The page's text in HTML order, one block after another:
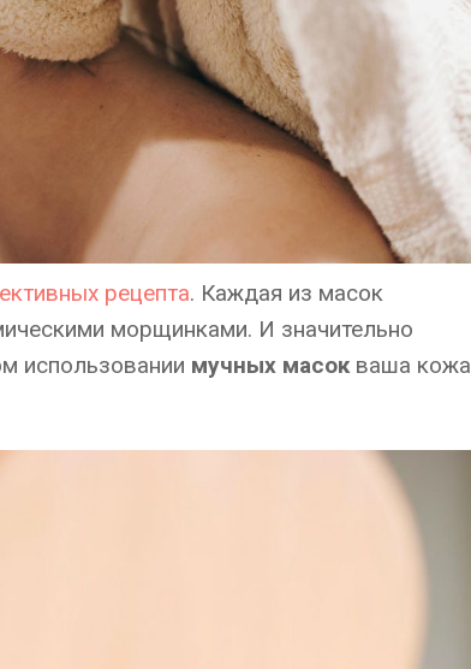
рецепта. Каждая из масок
морщинками. И значительно
использовании мучных масок ваша кожа